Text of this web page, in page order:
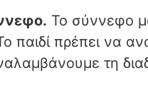
Το σύννεφο
πρέπει να
τη